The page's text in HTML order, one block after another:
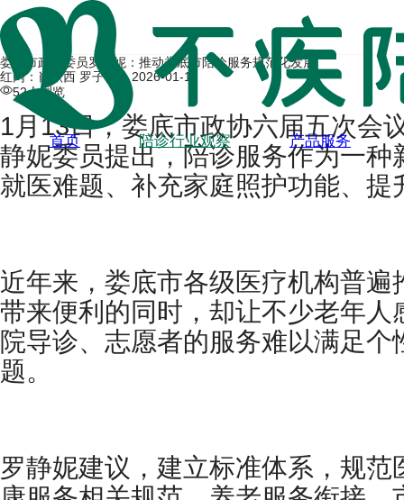
首页 陪诊行业观察 产品服务
娄底市政协委员罗静妮：推动娄底市陪诊服务规范化发展
红网：肖默西 罗子依 |2026-01-12
52人浏览
1月13日，娄底市政协六届五次会
静妮委员提出，陪诊服务作为一
就医难题、补充家庭照护功能、
近年来，娄底市各级医疗机构普
带来便利的同时，却让不少老年
院导诊、志愿者的服务难以满足
题。
罗静妮建议，建立标准体系，规